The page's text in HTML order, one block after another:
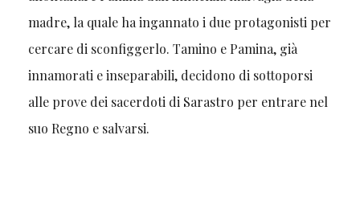
madre, la quale ha ingannato i due protagonisti per
cercare di sconfiggerlo. Tamino e Pamina, già
innamorati e inseparabili, decidono di sottoporsi
alle prove dei sacerdoti di Sarastro per entrare nel
suo Regno e salvarsi.